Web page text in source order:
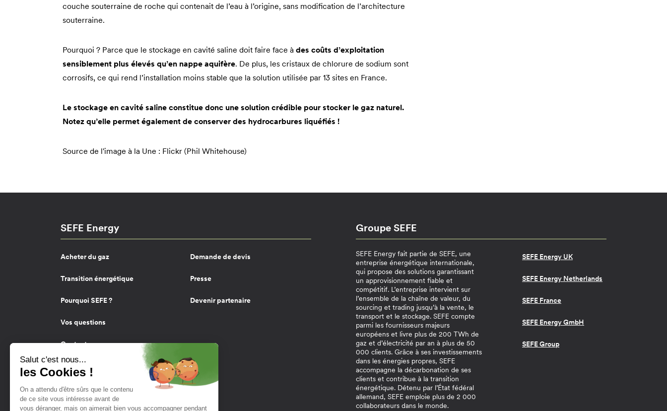
couche souterraine de roche qui contenait de l’eau à l’origine, sans modification de l’architecture
souterraine.
Pourquoi ? Parce que le stockage en cavité saline doit faire face à des coûts d’exploitation
sensiblement plus élevés qu’en nappe aquifère. De plus, les cristaux de chlorure de sodium sont
corrosifs, ce qui rend l’installation moins stable que la solution utilisée par 13 sites en France.
Le stockage en cavité saline constitue donc une solution crédible pour stocker le gaz naturel.
Notez qu’elle permet également de conserver des hydrocarbures liquéfiés !
Source de l'image à la Une : Flickr (Phil Whitehouse)
SEFE Energy
Acheter du gaz
Transition énergétique
Pourquoi SEFE ?
Vos questions
Contact
Demande de devis
Presse
Devenir partenaire
TwitterYouTube
Groupe SEFE
SEFE Energy fait partie de SEFE, une
entreprise énergétique internationale,
qui propose des solutions garantissant
un approvisionnement fiable et
compétitif. L’entreprise intervient sur
l’ensemble de la chaîne de valeur, du
sourcing et trading jusqu’à la vente, le
transport et le stockage. SEFE compte
parmi les fournisseurs majeurs
européens et livre plus de 200 TWh de
gaz et d’électricité par an à plus de 50
000 clients. Grâce à ses investissements
dans les énergies propres, SEFE
accompagne la décarbonation de ses
clients et contribue à la transition
énergétique. Détenu par l’État fédéral
allemand, SEFE emploie plus de 2 000
collaborateurs dans le monde.
SEFE Energy UK
SEFE Energy Netherlands
SEFE France
SEFE Energy GmbH
SEFE Group